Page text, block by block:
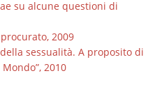
su alcune questioni di
2009
sessualità. A proposito di
2010